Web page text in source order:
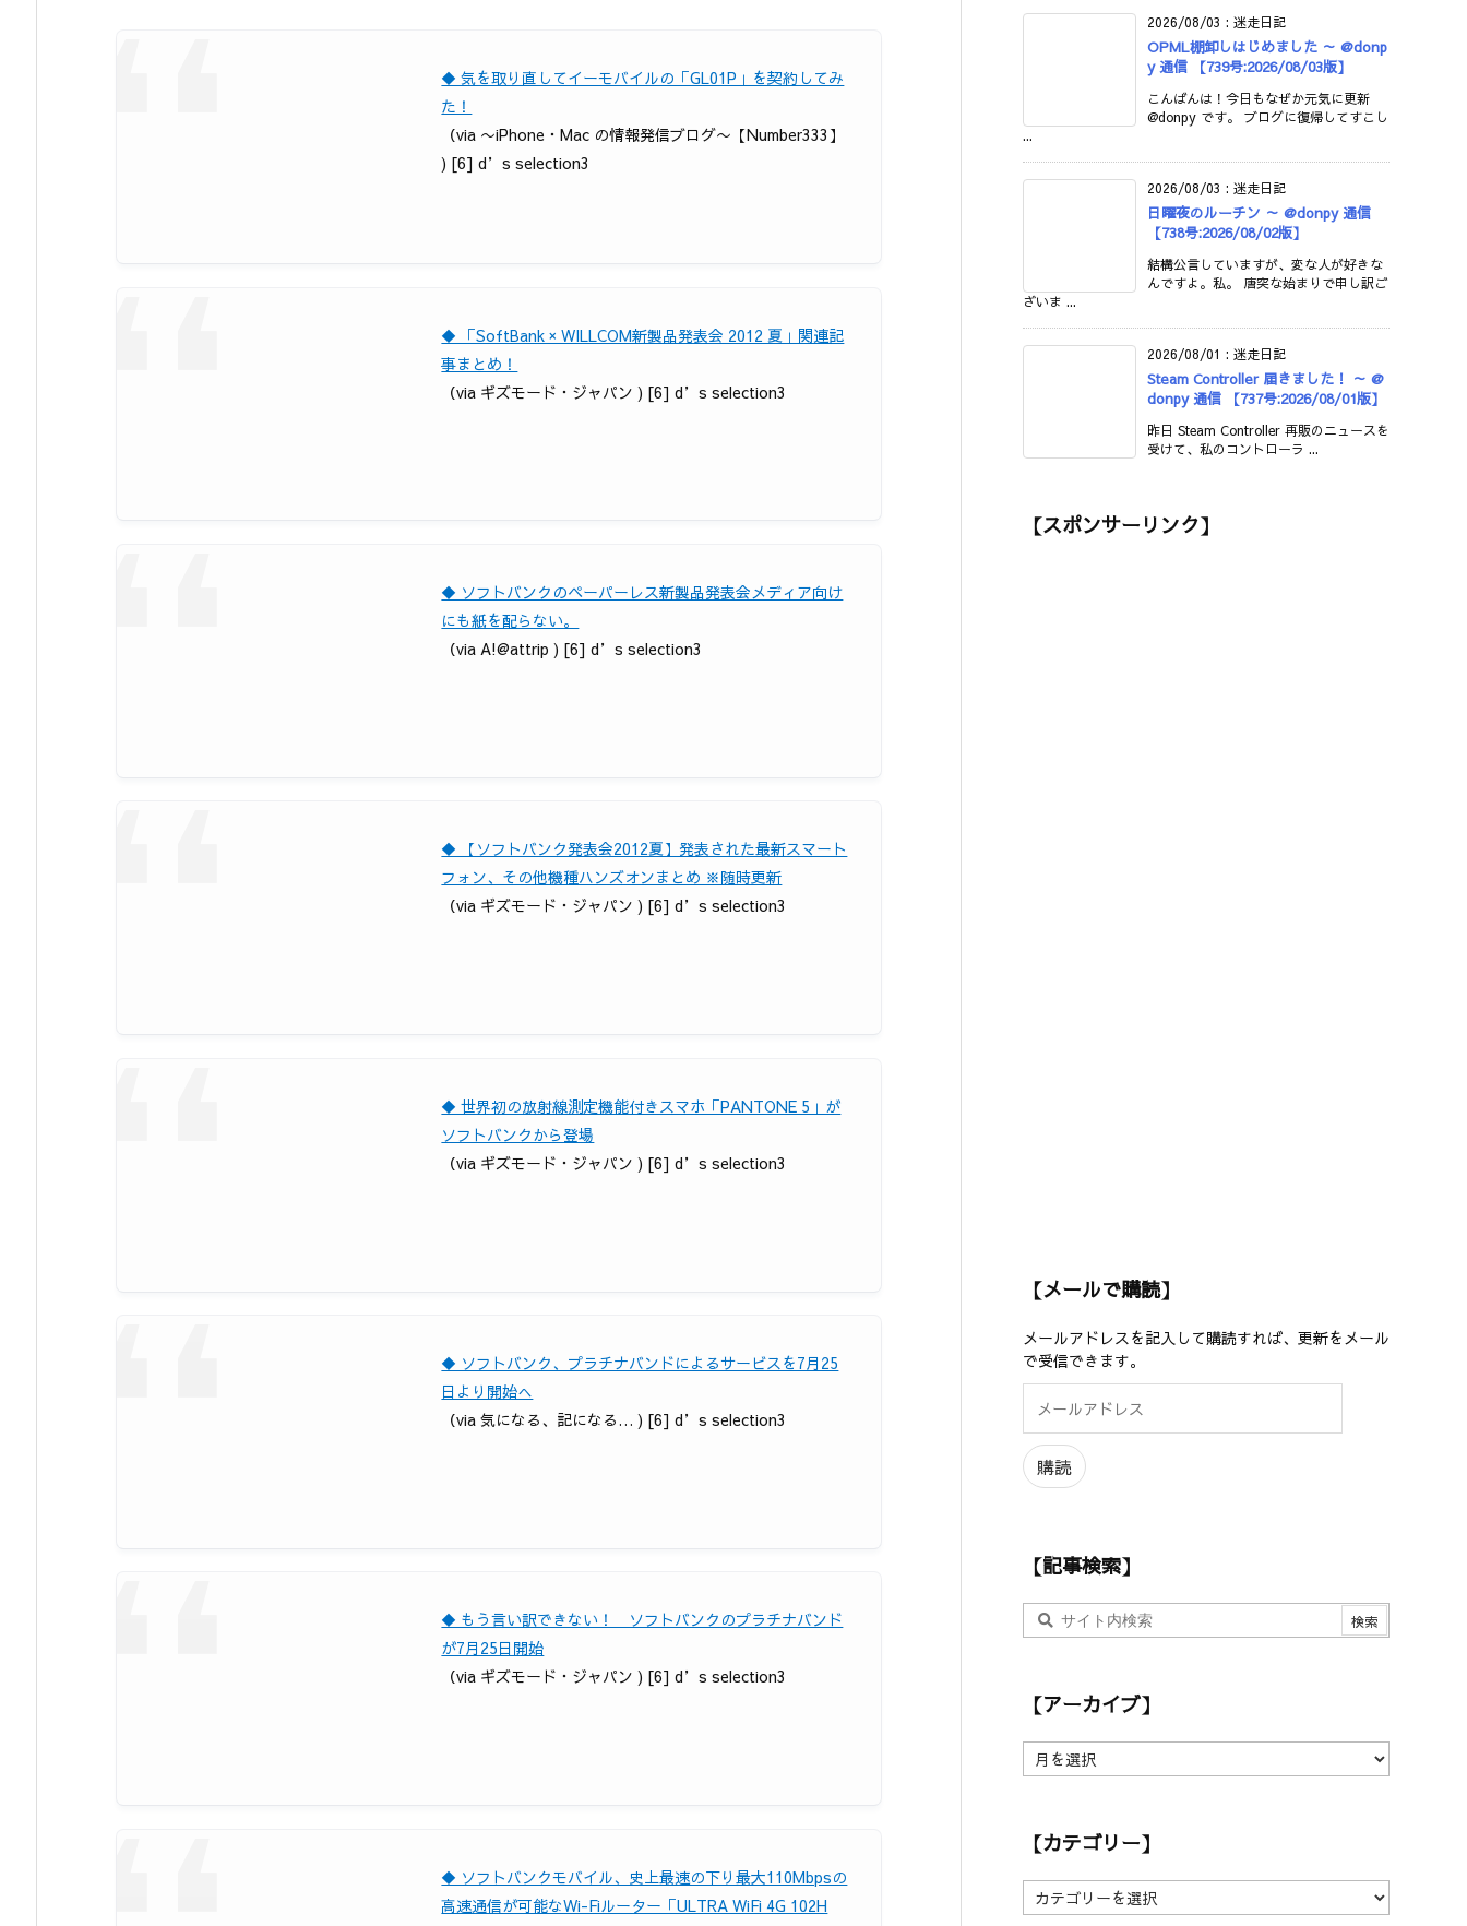
◆ 気を取り直してイーモバイルの「GL01P」を契約してみ
た！
（via 〜iPhone・Mac の情報発信ブログ〜【Number333】
) [6] d’s selection3
◆ 「SoftBank × WILLCOM新製品発表会 2012 夏」関連記
事まとめ！
（via ギズモード・ジャパン ) [6] d’s selection3
◆ ソフトバンクのペーパーレス新製品発表会メディア向け
にも紙を配らない。
（via A!@attrip ) [6] d’s selection3
◆ 【ソフトバンク発表会2012夏】発表された最新スマート
フォン、その他機種ハンズオンまとめ ※随時更新
（via ギズモード・ジャパン ) [6] d’s selection3
◆ 世界初の放射線測定機能付きスマホ「PANTONE 5」が
ソフトバンクから登場
（via ギズモード・ジャパン ) [6] d’s selection3
◆ ソフトバンク、プラチナバンドによるサービスを7月25
日より開始へ
（via 気になる、記になる… ) [6] d’s selection3
◆ もう言い訳できない！ ソフトバンクのプラチナバンド
が7月25日開始
（via ギズモード・ジャパン ) [6] d’s selection3
◆ ソフトバンクモバイル、史上最速の下り最大110Mbpsの
高速通信が可能なWi-Fiルーター「ULTRA WiFi 4G 102H
2026/08/03 : 迷走日記
OPML棚卸しはじめました ～ @donp
y 通信 【739号:2026/08/03版】
こんばんは！今日もなぜか元気に更新
@donpy です。 ブログに復帰してすこし
...
2026/08/03 : 迷走日記
日曜夜のルーチン ～ @donpy 通信
【738号:2026/08/02版】
結構公言していますが、変な人が好きな
んですよ。私。 唐突な始まりで申し訳ご
ざいま ...
2026/08/01 : 迷走日記
Steam Controller 届きました！ ～ @
donpy 通信 【737号:2026/08/01版】
昨日 Steam Controller 再販のニュースを
受けて、私のコントローラ ...
【スポンサーリンク】
【メールで購読】
メールアドレスを記入して購読すれば、更新をメール
で受信できます。
ル
ア
ド
購読
【記事検索】
【アーカイブ】
ア
イ
】
【カテゴリー】
【
カ